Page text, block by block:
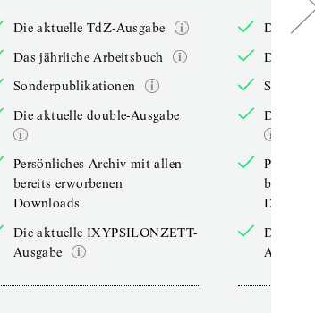
Die aktuelle TdZ-Ausgabe
Das jährliche Arbeitsbuch
Sonderpublikationen
Die aktuelle double-Ausgabe
Persönliches Archiv mit allen
bereits erworbenen
Downloads
Die aktuelle IXYPSILONZETT-
Ausgabe
Die
Das
Die
bereits
Die
Ausgabe